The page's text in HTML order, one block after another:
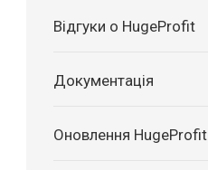
Відгуки о HugeProfit
Документація
Оновлення HugeProfit